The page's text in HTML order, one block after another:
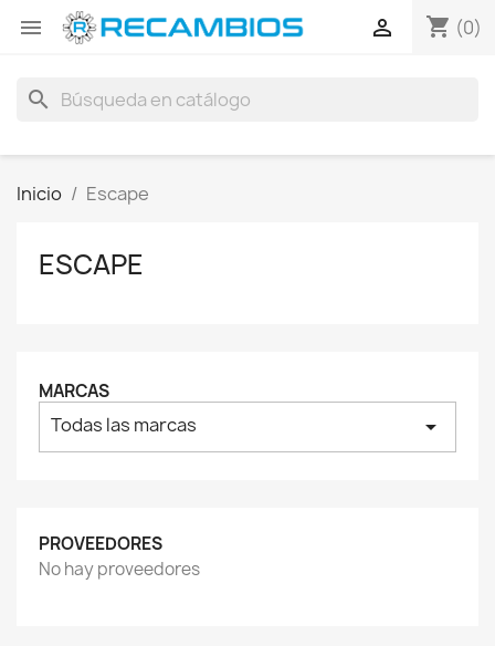
 shopping_cart (0)

search
Inicio Escape
ESCAPE
MARCAS
Todas las marcas arrow_drop_down
PROVEEDORES
No hay proveedores